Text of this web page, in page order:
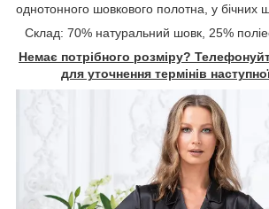
однотонного шовкового полотна, у бічних
Склад: 70% натуральний шовк, 25%
Немає потрібного розміру?
для уточнення термінів